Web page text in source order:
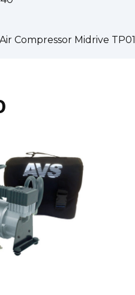
Compressor Midrive TP01